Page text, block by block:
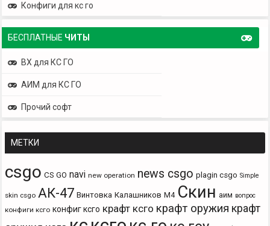
Конфиги для кс го
БЕСПЛАТНЫЕ ЧИТЫ
ВХ для КС ГО
АИМ для КС ГО
Прочий софт
МЕТКИ
csgo CS GO navi new operation news csgo plagin csgo Simple
skin csgo АК-47 Винтовка Калашников М4 Скин аим вопрос
конфиги ксго конфиг ксго крафт ксго крафт оружия крафт